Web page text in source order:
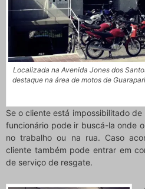
Localizada na Avenida Jones dos
destaque na área de motos de
Se o cliente está impossibilitado
funcionário pode ir buscá-la onde
no trabalho ou na rua. Caso
cliente também pode entrar em
de serviço de resgate.